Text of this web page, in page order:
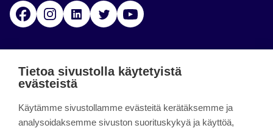
FacebookInstagramLinkedinTwitter
päättynyt 11.9.2023.
Tietoa sivustolla käytetyistä
evästeistä
Käytämme sivustollamme evästeitä kerätäksemme ja
analysoidaksemme sivuston suorituskykyä ja käyttöä,